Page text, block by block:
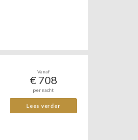
Vanaf
€ 708
per nacht
Lees verder